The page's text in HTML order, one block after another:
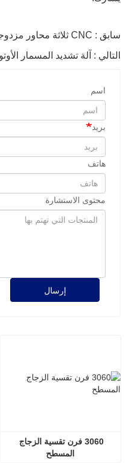
اسم
بريد
هاتف
محتوى الاستشارة
إرسال
المسطح